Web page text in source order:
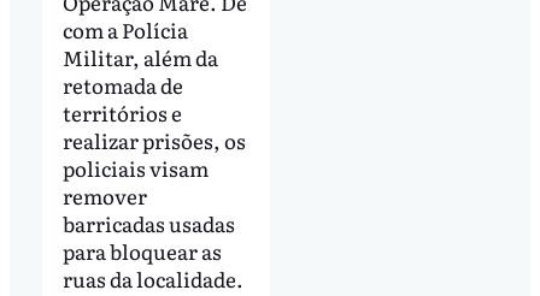
com a Polícia
Militar, além da
retomada de
territórios e
realizar prisões, os
policiais visam
remover
barricadas usadas
para bloquear as
ruas da localidade.